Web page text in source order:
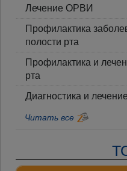
Лечение ОРВИ
Профилактика
полости рта
Профилактика и
рта
Диагностика и
Читать все